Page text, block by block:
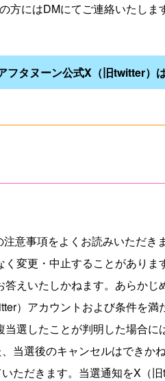
にはDMにてご連絡いたしま
フタヌーン公式X（旧twitter）
意事項をよくお読みいただき
変更・中止することがありま
えいたしかねます。あらかじ
）アカウントおよび条件を
選したことが判明した場合
当選後のキャンセルはできかね
ただきます。当選通知をX（